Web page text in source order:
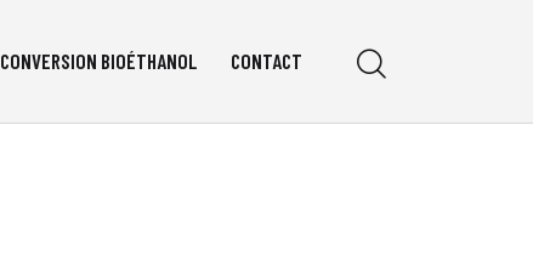
CONVERSION BIOÉTHANOL CONTACT